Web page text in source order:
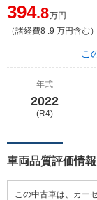
394.8万円
（諸経費8 .9 万円含む）
こ
年式
2022
(R4)
車両品質評価情報
この中古車は、カー